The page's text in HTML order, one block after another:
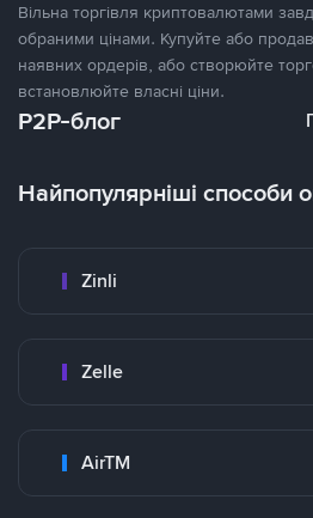
Вільна торгівля криптовалютами
обраними цінами. Купуйте або
наявних ордерів, або створюйте
встановлюйте власні ціни.
P2P-блог
Найпопулярніші способи
Zinli
Zelle
AirTM